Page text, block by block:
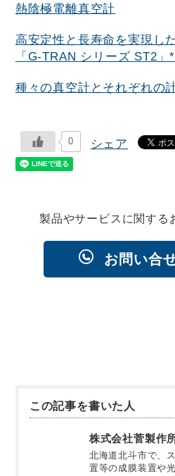
熱陰極電離真空計
高安定性と長寿命を実現し
「G-TRAN シリーズ ST2」
種々の真空計とそれぞれの
0 シェア
製品やサービスに関する
お問い合
この記事を書いた人
株式会社菅製作
北海道北斗市で、
置等の成膜装置や